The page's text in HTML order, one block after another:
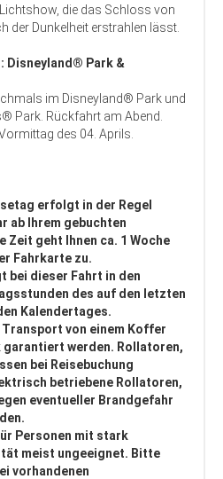
die das Schloss von
der Dunkelheit erstrahlen lässt.
Disneyland® Park &
im Disneyland® Park und
Park. Rückfahrt am Abend.
des 04. Aprils.
erfolgt in der Regel
ab Ihrem gebuchten
Zeit geht Ihnen ca. 1 Woche
Fahrkarte zu.
dieser Fahrt in den
des auf den letzten
Kalendertages.
von einem Koffer
garantiert werden. Rollatoren,
bei Reisebuchung
betriebene Rollatoren,
eventueller Brandgefahr
Personen mit stark
meist ungeeignet. Bitte
vorhandenen